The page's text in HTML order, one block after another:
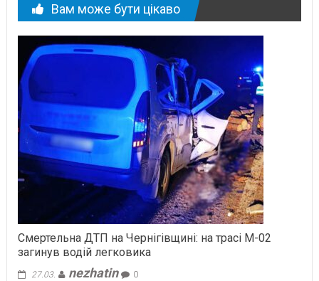
Вам може бути цікаво
Смертельна ДТП на Чернігівщині: на трасі М-02
загинув водій легковика
27.03. nezhatin 0